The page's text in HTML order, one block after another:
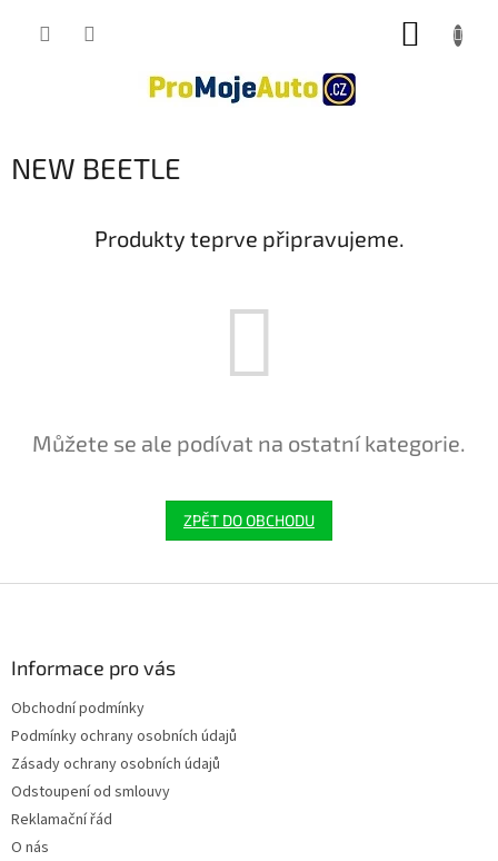
NEW BEETLE
Produkty teprve připravujeme.
Můžete se ale podívat na ostatní kategorie.
ZPĚT DO OBCHODU
Informace pro vás
Obchodní podmínky
Podmínky ochrany osobních údajů
Zásady ochrany osobních údajů
Odstoupení od smlouvy
Reklamační řád
O nás